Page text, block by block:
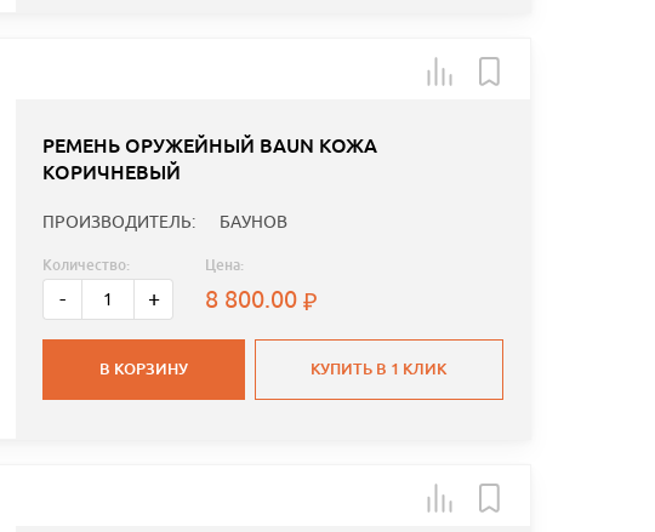
РЕМЕНЬ ОРУЖЕЙНЫЙ BAUN КОЖА
КОРИЧНЕВЫЙ
ПРОИЗВОДИТЕЛЬ: БАУНОВ
Количество:
- +
Цена:
8 800.00
В КОРЗИНУ КУПИТЬ В 1 КЛИК